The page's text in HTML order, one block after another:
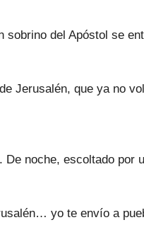
sobrino del Apóstol se
Jerusalén, que ya no
noche, escoltado
yo te envío a